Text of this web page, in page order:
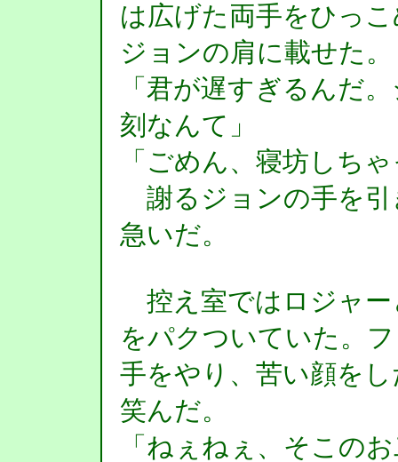
は広げた両手をひっ
ジョンの肩に載せた。
「君が遅すぎるんだ
刻なんて」
「ごめん、寝坊しち
謝るジョンの手を引
急いだ。
控え室ではロジャー
をパクついていた。
手をやり、苦い顔を
笑んだ。
「ねぇねぇ、そこの